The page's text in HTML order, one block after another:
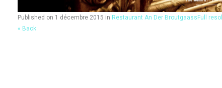
Published on 1 décembre 2015 in Restaurant An Der BroutgaassFull
« Back